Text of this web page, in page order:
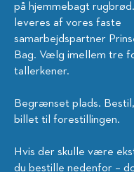
på hjemmebagt
leveres af vores faste
samarbejdspartner
Bag. Vælg imellem tre
tallerkener.
Begrænset plads.
billet til forestillingen.
Hvis der skulle være
du bestille nedenfor –